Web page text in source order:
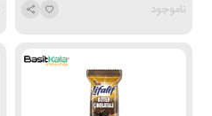
gevreyi 450 g
ناموجود